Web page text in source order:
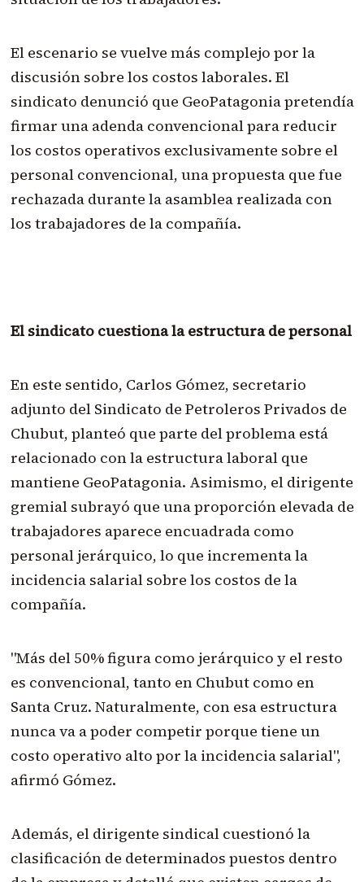
El escenario se vuelve más complejo por la
discusión sobre los costos laborales. El
sindicato denunció que GeoPatagonia pretendía
firmar una adenda convencional para reducir
los costos operativos exclusivamente sobre el
personal convencional, una propuesta que fue
rechazada durante la asamblea realizada con
los trabajadores de la compañía.
El sindicato cuestiona la estructura de personal
En este sentido, Carlos Gómez, secretario
adjunto del Sindicato de Petroleros Privados de
Chubut, planteó que parte del problema está
relacionado con la estructura laboral que
mantiene GeoPatagonia. Asimismo, el dirigente
gremial subrayó que una proporción elevada de
trabajadores aparece encuadrada como
personal jerárquico, lo que incrementa la
incidencia salarial sobre los costos de la
compañía.
"Más del 50% figura como jerárquico y el resto
es convencional, tanto en Chubut como en
Santa Cruz. Naturalmente, con esa estructura
nunca va a poder competir porque tiene un
costo operativo alto por la incidencia salarial",
afirmó Gómez.
Además, el dirigente sindical cuestionó la
clasificación de determinados puestos dentro